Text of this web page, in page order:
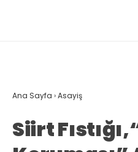
Ana Sayfa ›Asayiş
Siirt